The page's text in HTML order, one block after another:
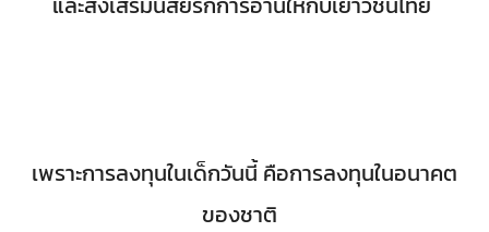
เพราะการลงทุนในเด็กวันนี้ คือการลงทุนในอนาคต
ของชาติ